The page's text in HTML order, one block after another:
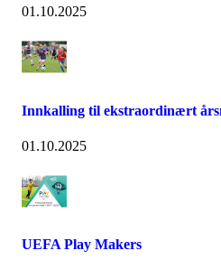
01.10.2025
Innkalling til ekstraordinært
01.10.2025
UEFA Play Makers